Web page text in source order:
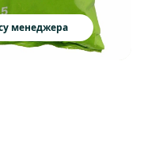
менеджера